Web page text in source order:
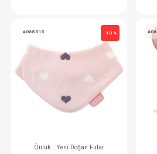
Babyjem Kaşık Çatal Takımı
FIYATLARI GÖRMEK IÇIN ÜYE
#068.515